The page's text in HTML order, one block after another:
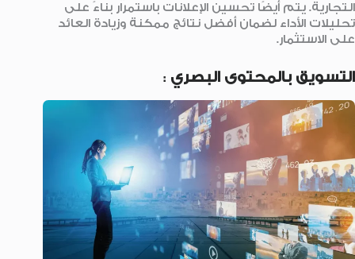
التجارية. يتم أيضًا تحسين الإعلانات باستمرار بناءً على
تحليلات الأداء لضمان أفضل نتائج ممكنة وزيادة العائد
على الاستثمار.
التسويق بالمحتوى البصري :